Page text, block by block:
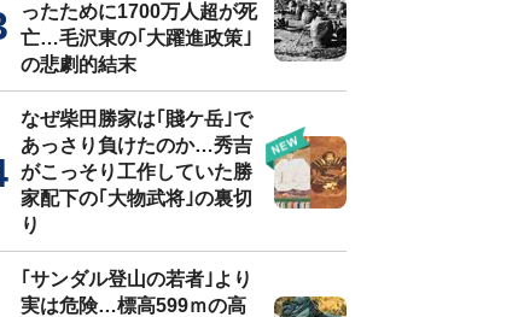
ったために1700万人超が死
亡…毛沢東の｢大躍進政策｣
の悲劇的結末
なぜ柴田勝家は｢賤ケ岳｣で
あっさり負けたのか…秀吉
がこっそり工作していた勝
家配下の｢大物武将｣の裏切
り
｢サンダル登山の若者｣より
実は危険…標高599ｍの高